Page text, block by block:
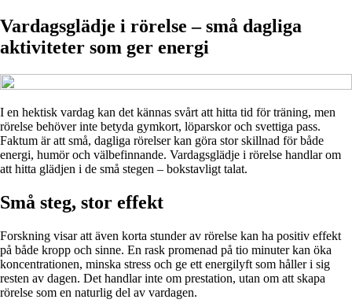
Vardagsglädje i rörelse – små dagliga
aktiviteter som ger energi
I en hektisk vardag kan det kännas svårt att hitta tid för träning, men
rörelse behöver inte betyda gymkort, löparskor och svettiga pass.
Faktum är att små, dagliga rörelser kan göra stor skillnad för både
energi, humör och välbefinnande. Vardagsglädje i rörelse handlar om
att hitta glädjen i de små stegen – bokstavligt talat.
Små steg, stor effekt
Forskning visar att även korta stunder av rörelse kan ha positiv effekt
på både kropp och sinne. En rask promenad på tio minuter kan öka
koncentrationen, minska stress och ge ett energilyft som håller i sig
resten av dagen. Det handlar inte om prestation, utan om att skapa
rörelse som en naturlig del av vardagen.